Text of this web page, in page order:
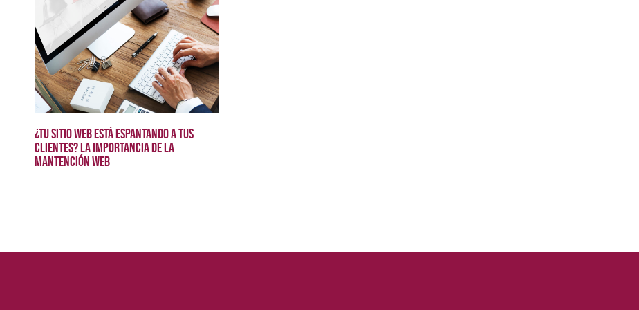
¿Tu sitio web está espantando a tus
clientes? La importancia de la
mantención web